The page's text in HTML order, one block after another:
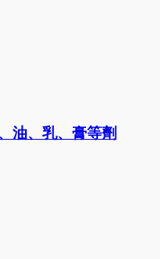
油、乳、膏等劑